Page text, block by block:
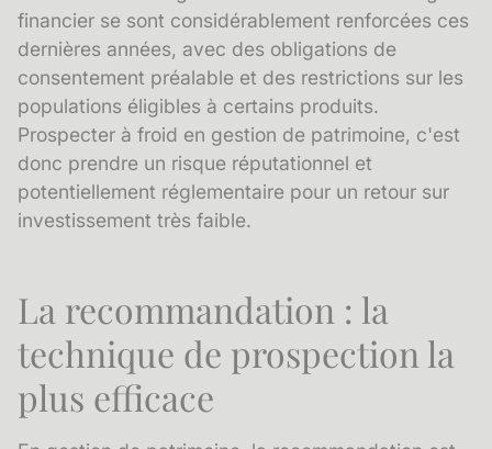
financier se sont considérablement renforcées ces
dernières années, avec des obligations de
consentement préalable et des restrictions sur les
populations éligibles à certains produits.
Prospecter à froid en gestion de patrimoine, c'est
donc prendre un risque réputationnel et
potentiellement réglementaire pour un retour sur
investissement très faible.
La recommandation : la
technique de prospection la
plus efficace